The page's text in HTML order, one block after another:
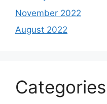
November 2022
August 2022
Categories